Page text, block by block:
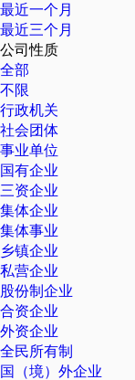
最近一个月
最近三个月
公司性质
全部
不限
行政机关
社会团体
事业单位
国有企业
三资企业
集体企业
集体事业
乡镇企业
私营企业
股份制企业
合资企业
外资企业
全民所有制
国（境）外企业